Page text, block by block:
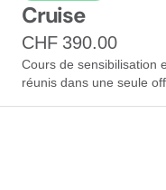
Cruise
CHF 390.00
Cours de sensibilisation
réunis dans une seule